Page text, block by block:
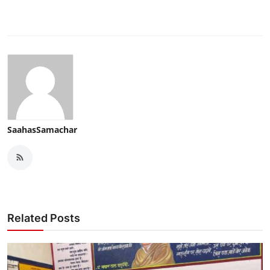
SaahasSamachar
Related Posts